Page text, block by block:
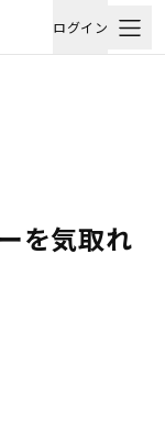
ログイン
を気取れ